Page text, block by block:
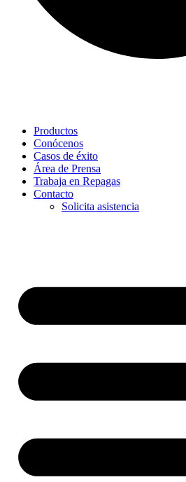
Productos
Conócenos
Casos de éxito
Área de Prensa
Trabaja en Repagas
Contacto
Solicita asistencia